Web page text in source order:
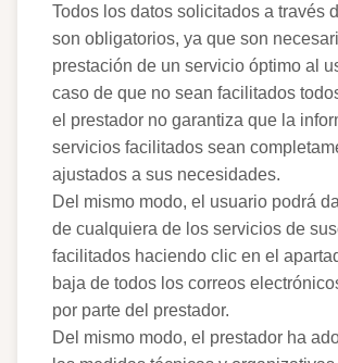
Todos los datos solicitados a través
son obligatorios, ya que son
prestación de un servicio óptimo al
caso de que no sean facilitados
el prestador no garantiza que la
servicios facilitados sean
ajustados a sus necesidades.
Del mismo modo, el usuario podrá
de cualquiera de los servicios de
facilitados haciendo clic en el
baja de todos los correos
por parte del prestador.
Del mismo modo, el prestador ha